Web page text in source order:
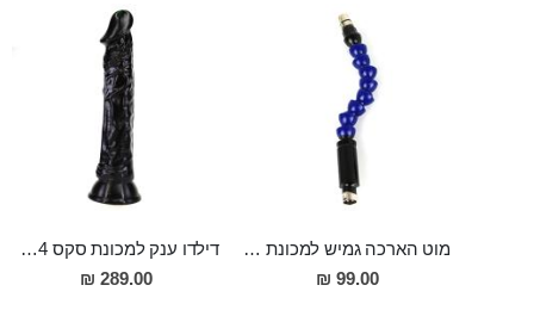
מוט הארכה גמיש למכונת סקס 30 סמ אורך 2.5 סמ רוחב
99.00 ₪
דילדו ענק למכונת סקס 24 סמ אורך 4.5 סמ רוחב Knud
289.00 ₪